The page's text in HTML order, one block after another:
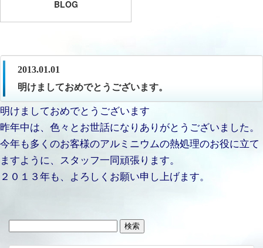
BLOG
2013.01.01
明けましておめでとうございます。
明けましておめでとうございます
昨年中は、色々とお世話になりありがとうございました。
今年も多くのお客様のアルミニウムの熱処理のお役に立て
ますように、スタッフ一同頑張ります。
２０１３年も、よろしくお願い申し上げます。